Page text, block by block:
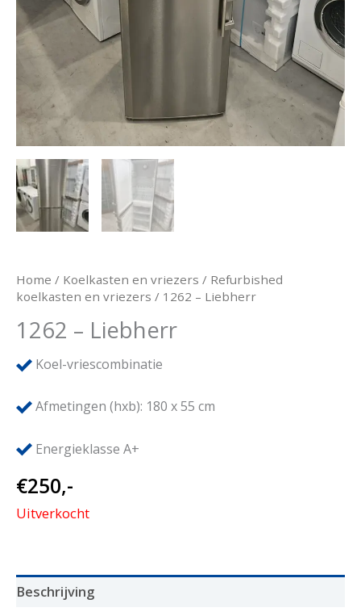
Home / Koelkasten en vriezers / Refurbished
koelkasten en vriezers / 1262 – Liebherr
1262 – Liebherr
Koel-vriescombinatie
Afmetingen (hxb): 180 x 55 cm
Energieklasse A+
€250,-
Uitverkocht
Beschrijving